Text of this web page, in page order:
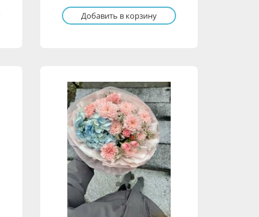
Добавить в корзину